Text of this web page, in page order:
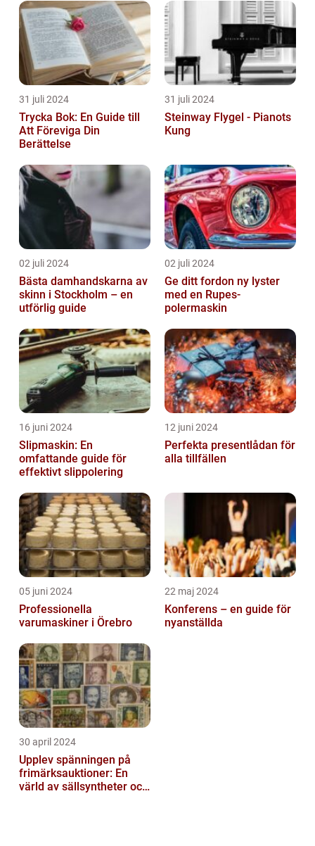
31 juli 2024
Trycka Bok: En Guide till
Att Föreviga Din
Berättelse
31 juli 2024
Steinway Flygel - Pianots
Kung
02 juli 2024
Bästa damhandskarna av
skinn i Stockholm – en
utförlig guide
02 juli 2024
Ge ditt fordon ny lyster
med en Rupes-
polermaskin
16 juni 2024
Slipmaskin: En
omfattande guide för
effektivt slippolering
12 juni 2024
Perfekta presentlådan för
alla tillfällen
05 juni 2024
Professionella
varumaskiner i Örebro
22 maj 2024
Konferens – en guide för
nyanställda
30 april 2024
Upplev spänningen på
frimärksauktioner: En
värld av sällsyntheter och